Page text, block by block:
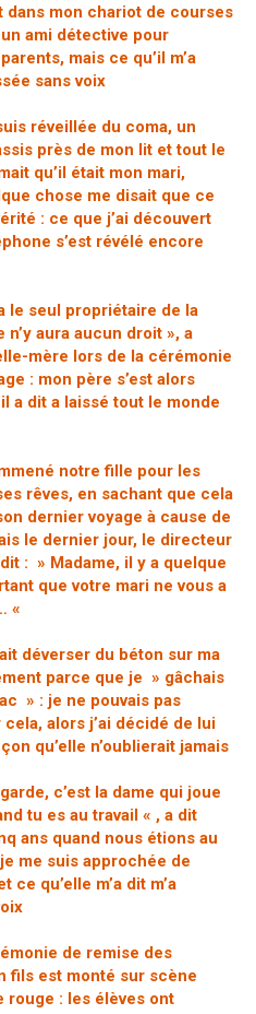
dans mon chariot de courses
ami détective pour
mais ce qu’il m’a
sans voix
réveillée du coma, un
près de mon lit et tout le
qu’il était mon mari,
chose me disait que ce
: ce que j’ai découvert
s’est révélé encore
le seul propriétaire de la
n’y aura aucun droit », a
mère lors de la cérémonie
: mon père s’est alors
a dit a laissé tout le monde
notre fille pour les
rêves, en sachant que cela
dernier voyage à cause de
le dernier jour, le directeur
dit : » Madame, il y a quelque
que votre mari ne vous a
«
déverser du béton sur ma
parce que je » gâchais
» : je ne pouvais pas
alors j’ai décidé de lui
qu’elle n’oublierait jamais
c’est la dame qui joue
tu es au travail « , a dit
ans quand nous étions au
me suis approchée de
ce qu’elle m’a dit m’a
de remise des
fils est monté sur scène
rouge : les élèves ont